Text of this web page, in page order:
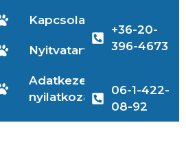
Kapcsolat
Nyitvatartás
Adatkezelési
nyilatkozat
+36-20-
396-4673
06-1-422-
08-92